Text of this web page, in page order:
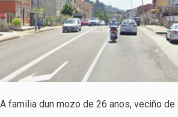
A familia dun mozo de 26 anos, veciño de